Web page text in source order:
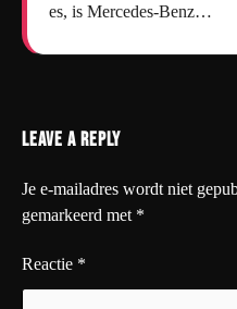
es, is Mercedes-Benz…
Leave a Reply
Je e-mailadres wordt niet
gemarkeerd met *
Reactie *